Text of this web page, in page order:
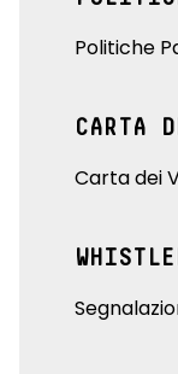
Politiche
CARTA
Carta dei